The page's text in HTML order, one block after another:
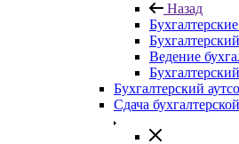
Назад
Ведение
Бухгалтерский
Сдача